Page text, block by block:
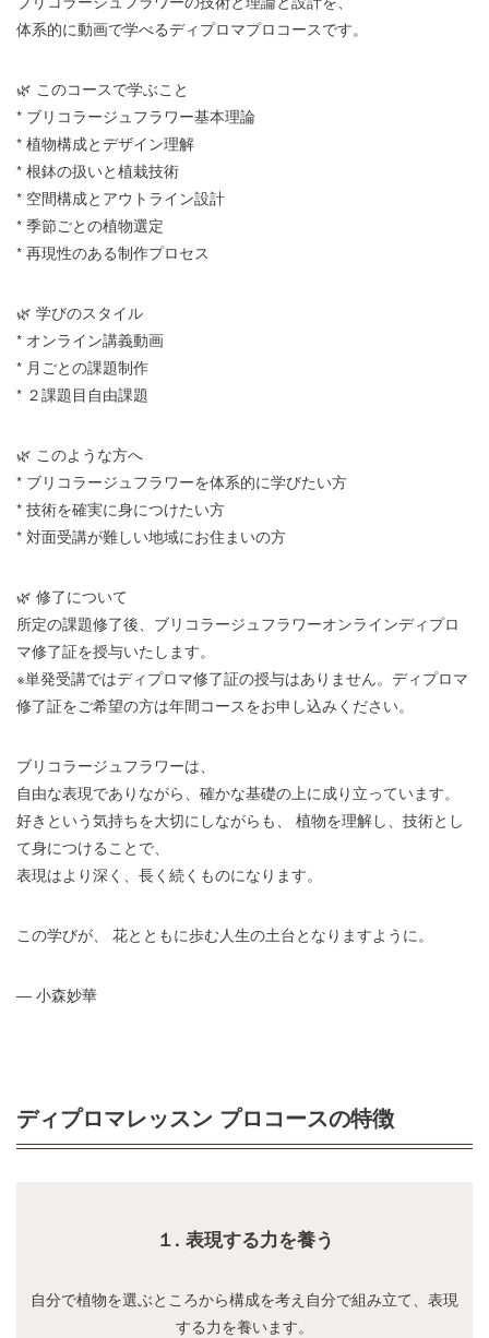
体系的に動画で学べるディプロマプロコースです。
🌿 このコースで学ぶこと
* ブリコラージュフラワー基本理論
* 植物構成とデザイン理解
* 根鉢の扱いと植栽技術
* 空間構成とアウトライン設計
* 季節ごとの植物選定
* 再現性のある制作プロセス
🌿 学びのスタイル
* オンライン講義動画
* 月ごとの課題制作
* ２課題目自由課題
🌿 このような方へ
* ブリコラージュフラワーを体系的に学びたい方
* 技術を確実に身につけたい方
* 対面受講が難しい地域にお住まいの方
🌿 修了について
所定の課題修了後、ブリコラージュフラワーオンラインディプロ
マ修了証を授与いたします。
※単発受講ではディプロマ修了証の授与はありません。ディプロマ
修了証をご希望の方は年間コースをお申し込みください。
ブリコラージュフラワーは、
自由な表現でありながら、確かな基礎の上に成り立っています。
好きという気持ちを大切にしながらも、 植物を理解し、技術とし
て身につけることで、
表現はより深く、長く続くものになります。
この学びが、 花とともに歩む人生の土台となりますように。
― 小森妙華
ディプロマレッスン プロコースの特徴
１. 表現する力を養う
自分で植物を選ぶところから構成を考え自分で組み立て、表現
する力を養います。